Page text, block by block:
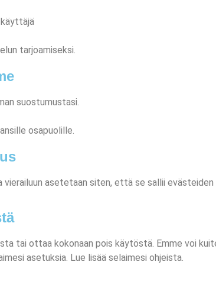
tarjoamiseksi.
suostumustasi.
osapuolille.
asetetaan siten, että se sallii
tai ottaa kokonaan pois käytöstä. Emme voi
asetuksia. Lue lisää selaimesi ohjeista.